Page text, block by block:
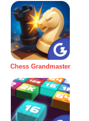
Chess Grandmaster